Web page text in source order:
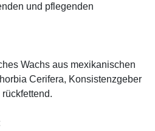
und pflegenden
Wachs aus mexikanischen
Cerifera, Konsistenzgeber